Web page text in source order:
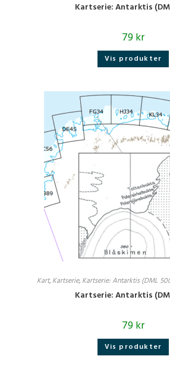
Kartserie: Antarktis
79kr
Vis produkter
Kart, Kartserie, Kartserie: Antarktis (DML
Kartserie: Antarktis
79kr
Vis produkter